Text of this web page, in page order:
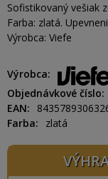
Sofistikovaný vešiak
Farba: zlatá.
Výrobca: Viefe
Výrobca
Objednávkové číslo
EAN
Farba
zlatá